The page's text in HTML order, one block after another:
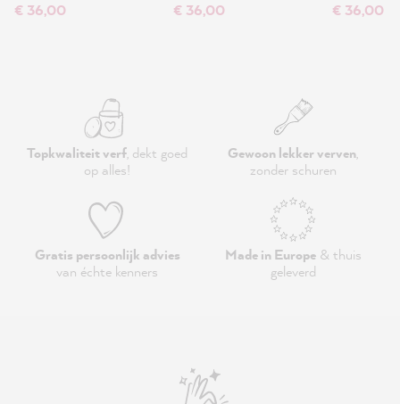
€ 36,00 € 36,00 € 36,00
Topkwaliteit verf, dekt goed
op alles!
Gewoon lekker verven,
zonder schuren
Gratis persoonlijk advies
van échte kenners
Made in Europe& thuis
geleverd